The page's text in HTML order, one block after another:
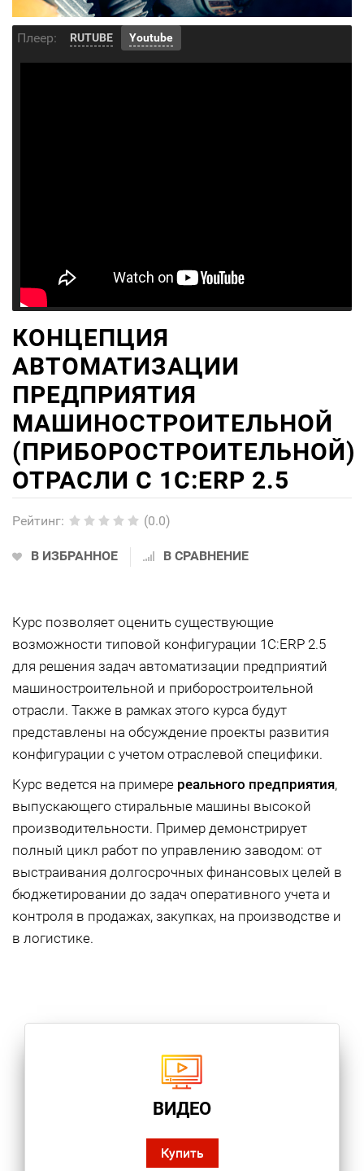
Плеер: RUTUBE Youtube
КОНЦЕПЦИЯ
АВТОМАТИЗАЦИИ
ПРЕДПРИЯТИЯ
МАШИНОСТРОИТЕЛЬНОЙ
(ПРИБОРОСТРОИТЕЛЬНОЙ)
ОТРАСЛИ С 1С:ERP 2.5
Рейтинг: (0.0)
В ИЗБРАННОЕ В СРАВНЕНИЕ
Курс позволяет оценить существующие
возможности типовой конфигурации 1С:ERP 2.5
для решения задач автоматизации предприятий
машиностроительной и приборостроительной
отрасли. Также в рамках этого курса будут
представлены на обсуждение проекты развития
конфигурации с учетом отраслевой специфики.
Курс ведется на примере реального предприятия,
выпускающего стиральные машины высокой
производительности. Пример демонстрирует
полный цикл работ по управлению заводом: от
выстраивания долгосрочных финансовых целей в
бюджетировании до задач оперативного учета и
контроля в продажах, закупках, на производстве и
в логистике.
ВИДЕО
Купить